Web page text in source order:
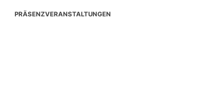
PRÄSENZVERANSTALTUNGEN